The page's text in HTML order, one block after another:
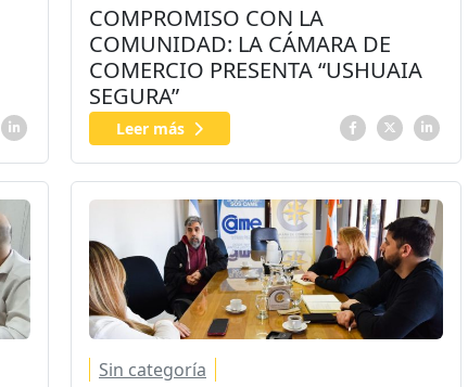
COMPROMISO CON LA
COMUNIDAD: LA CÁMARA DE
COMERCIO PRESENTA “USHUAIA
SEGURA”
Leer más
Sin categoría